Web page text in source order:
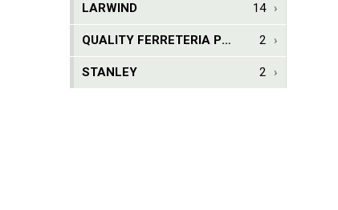
LARWIND 14
QUALITY FERRETERIA PLUS, S.C.C.L. 2
STANLEY 2